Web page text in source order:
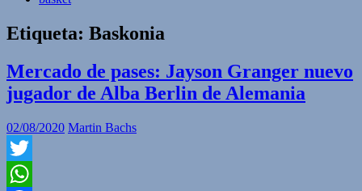
Etiqueta: Baskonia
Mercado de pases: Jayson Granger nuevo
jugador de Alba Berlin de Alemania
02/08/2020 Martin Bachs
Twitter